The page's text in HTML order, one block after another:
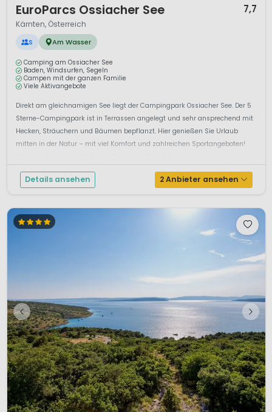
EuroParcs Ossiacher See 7,7
Kärnten, Österreich
S Am Wasser
Camping am Ossiacher See
Baden, Windsurfen, Segeln
Campen mit der ganzen Familie
Viele Aktivangebote
Direkt am gleichnamigen See liegt der Campingpark Ossiacher See. Der 5
Sterne-Campingpark ist in Terrassen angelegt und sehr ansprechend mit
Hecken, Sträuchern und Bäumen bepflanzt. Hier genießen Sie Urlaub
mitten in der Natur – mit viel Komfort und zahlreichen Sportangeboten!
Details ansehen 2 Anbieter ansehen